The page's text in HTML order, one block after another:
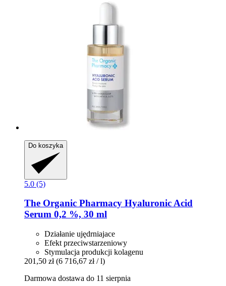
Do koszyka
5.0 (5)
The Organic Pharmacy Hyaluronic Acid
Serum 0,2 %, 30 ml
Działanie ujędrniajace
Efekt przeciwstarzeniowy
Stymulacja produkcji kolagenu
201,50 zł (6 716,67 zł / l)
Darmowa dostawa do 11 sierpnia